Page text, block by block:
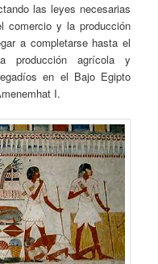
las leyes necesarias
comercio y la producción
a completarse hasta el
producción agrícola y
en el Bajo Egipto
I.